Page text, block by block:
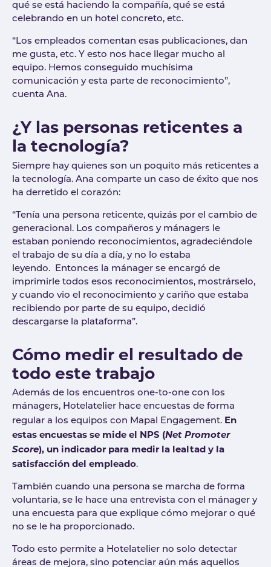
qué se está haciendo la compañía, qué se está
celebrando en un hotel concreto, etc.
“Los empleados comentan esas publicaciones, dan
me gusta, etc. Y esto nos hace llegar mucho al
equipo. Hemos conseguido muchísima
comunicación y esta parte de reconocimiento”,
cuenta Ana.
¿Y las personas reticentes a
la tecnología?
Siempre hay quienes son un poquito más reticentes a
la tecnología. Ana comparte un caso de éxito que nos
ha derretido el corazón:
“Tenía una persona reticente, quizás por el cambio de
generacional. Los compañeros y mánagers le
estaban poniendo reconocimientos, agradeciéndole
el trabajo de su día a día, y no lo estaba
leyendo. Entonces la mánager se encargó de
imprimirle todos esos reconocimientos, mostrárselo,
y cuando vio el reconocimiento y cariño que estaba
recibiendo por parte de su equipo, decidió
descargarse la plataforma”.
Cómo medir el resultado de
todo este trabajo
Además de los encuentros one-to-one con los
mánagers, Hotelatelier hace encuestas de forma
regular a los equipos con Mapal Engagement. En
estas encuestas se mide el NPS (Net Promoter
Score), un indicador para medir la lealtad y la
satisfacción del empleado.
También cuando una persona se marcha de forma
voluntaria, se le hace una entrevista con el mánager y
una encuesta para que explique cómo mejorar o qué
no se le ha proporcionado.
Todo esto permite a Hotelatelier no solo detectar
áreas de mejora, sino potenciar aún más aquellos